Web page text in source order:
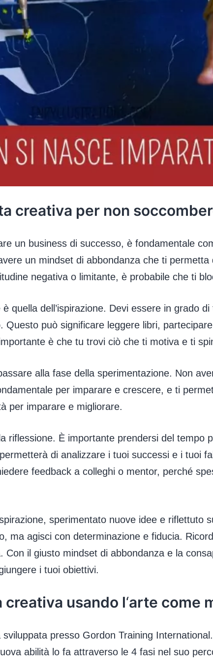
creativa per non
un business di successo, è fondamentale
un mindset di abbondanza che ti permetta
negativa o limitante, è probabile che ti
quella dell’ispirazione. Devi essere in grado
può significare leggere libri,
è che tu trovi ciò che ti motiva e ti
alla fase della sperimentazione. Non
per imparare e crescere, e ti
per imparare e migliorare.
riflessione. È importante prendersi del tempo
di analizzare i tuoi successi e i tuoi
feedback a colleghi o mentor, perché
sperimentato nuove idee e
ma agisci con determinazione e fiducia.
il giusto mindset di abbondanza e la
i tuoi obiettivi.
usando l‘arte come
sviluppata presso Gordon Training
abilità lo fa attraverso le 4 fasi nel suo